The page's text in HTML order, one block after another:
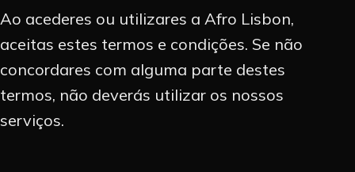
CONTACTO
INSTAGRAM
EN PT
Ao acederes ou utilizares a Afro Lisbon,
aceitas estes termos e condições. Se não
concordares com alguma parte destes
termos, não deverás utilizar os nossos
serviços.